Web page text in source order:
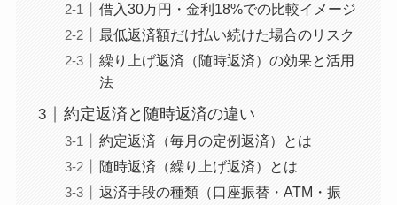
借入30万円・金利18%での比較イメージ
最低返済額だけ払い続けた場合のリスク
繰り上げ返済（随時返済）の効果と活用
法
約定返済と随時返済の違い
約定返済（毎月の定例返済）とは
随時返済（繰り上げ返済）とは
返済手段の種類（口座振替・ATM・振